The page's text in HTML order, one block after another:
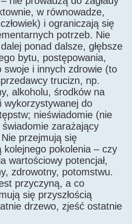
w równowadze,
i ograniczają się
potrzeb. Nie
ponad dalsze, głębsze
bytu, postępowania,
swoje i innych zdrowie (to
trucizn, np.
alkoholu, środków na
wykorzystywanej do
nieświadomie (nie
zarażający
przejmują się
kolejnego pokolenia – czy
wartościowy potencjał,
zdrowotny, potomstwu.
przyczyną, a co
się przyszłością
drzewo, zjeść ostatnie